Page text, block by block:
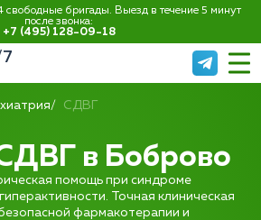
свободные бригады. Выезд в течение 5 минут
после звонка:
+7 (495) 128-09-18
СДВГ
в Боброво
помощь при синдроме
Точная клиническая
фармакотерапии и